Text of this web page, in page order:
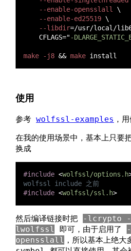
    --enable-opensslall
    --enable-ed25519
    --libdir
    CFLAGS="
-
make -j8 && make
使用
参考 wolfssl-examples ，
在我的使用场景中，基本上只
换成
#include <wolfssl/options.h
#include <wolfssl/ssl.h
然后编译链接时把 -lcrypto
lwolfssl
即可，由于启用了
opensslall ，所以基本上绝